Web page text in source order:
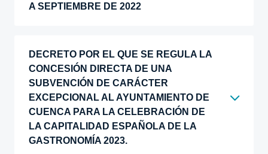
A SEPTIEMBRE DE 2022
DECRETO POR EL QUE SE REGULA LA
CONCESIÓN DIRECTA DE UNA
SUBVENCIÓN DE CARÁCTER
EXCEPCIONAL AL AYUNTAMIENTO DE
CUENCA PARA LA CELEBRACIÓN DE
LA CAPITALIDAD ESPAÑOLA DE LA
GASTRONOMÍA 2023.